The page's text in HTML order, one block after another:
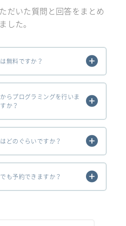
だいた質問と回答をまとめ
ました。
無料ですか？
らプログラミングを行いま
すか？
どのぐらいですか？
も予約できますか？